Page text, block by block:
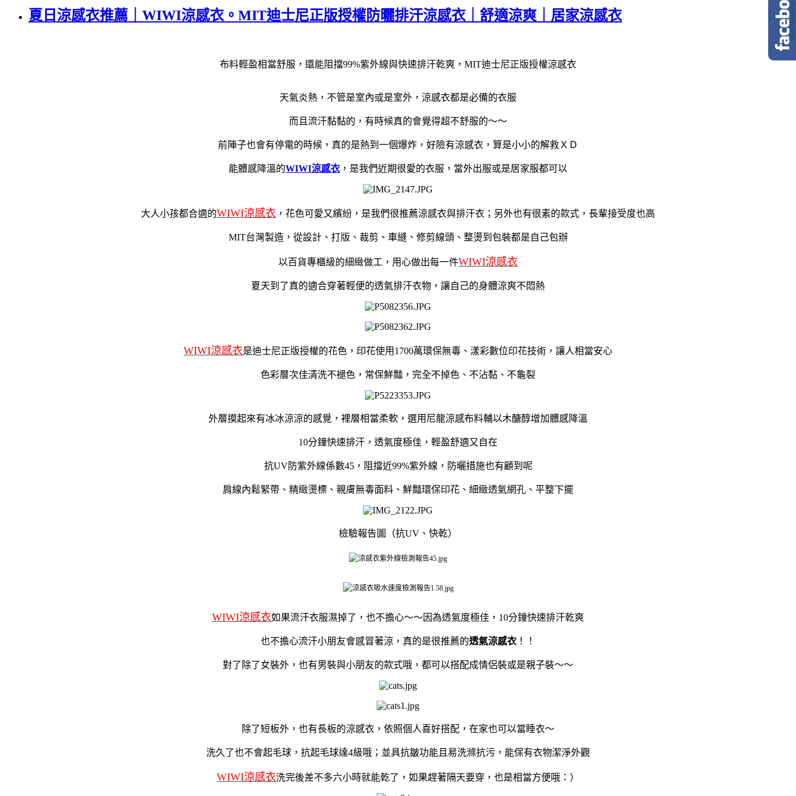
夏日涼感衣推薦｜WIWI涼感衣。MIT迪士尼正版授權防曬排汗涼感衣｜舒適涼爽｜居家涼感衣
布料輕盈相當舒服，還能阻擋99%紫外線與快速排汗乾爽，MIT迪士尼正版授權涼感衣
天氣炎熱，不管是室內或是室外，涼感衣都是必備的衣服
而且流汗黏黏的，有時候真的會覺得超不舒服的～～
前陣子也會有停電的時候，真的是熱到一個爆炸，好險有涼感衣，算是小小的解救ＸＤ
能體感降溫的WIWI涼感衣 ，是我們近期很愛的衣服，當外出服或是居家服都可以
大人小孩都合適的WIWI涼感衣 ，花色可愛又繽紛，是我們很推薦涼感衣與排汗衣；另外也有很素的款式，長輩接受度也高
MIT台灣製造，從設計、打版、裁剪、車縫、修剪線頭、整燙到包裝都是自己包辦
以百貨專櫃級的細緻做工，用心做出每一件WIWI涼感衣
夏天到了真的適合穿著輕便的透氣排汗衣物，讓自己的身體涼爽不悶熱
WIWI涼感衣是迪士尼正版授權的花色，印花使用1700萬環保無毒、漾彩數位印花技術，讓人相當安心
色彩層次佳清洗不褪色，常保鮮豔，完全不掉色、不沾黏、不龜裂
外層摸起來有冰冰涼涼的感覺，裡層相當柔軟，選用尼龍涼感布料輔以木醣醇增加體感降溫
10分鐘快速排汗，透氣度極佳，輕盈舒適又自在
抗UV防紫外線係數45，阻擋近99%紫外線，防曬措施也有顧到呢
肩線內鬆緊帶、精緻燙標、親膚無毒面料、鮮豔環保印花、細緻透氣網孔、平整下擺
檢驗報告圖（抗UV、快乾）
WIWI涼感衣如果流汗衣服濕掉了，也不擔心～～因為透氣度極佳，10分鐘快速排汗乾爽
也不擔心流汗小朋友會感冒著涼，真的是很推薦的透氣涼感衣 ！！
對了除了女裝外，也有男裝與小朋友的款式哦，都可以搭配成情侶裝或是親子裝～～
除了短板外，也有長板的涼感衣，依照個人喜好搭配，在家也可以當睡衣～
洗久了也不會起毛球，抗起毛球達4級哦；並具抗皺功能且易洗滌抗污，能保有衣物潔淨外觀
WIWI涼感衣洗完後差不多六小時就能乾了，如果趕著隔天要穿，也是相當方便哦：）